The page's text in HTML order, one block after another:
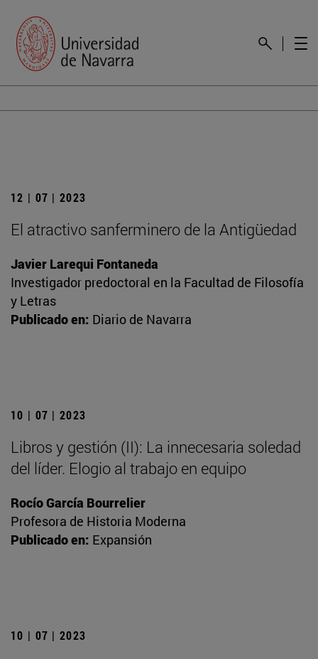
12 | 07 | 2023
El atractivo sanferminero de la Antigüedad
Javier Larequi Fontaneda
Investigador predoctoral en la Facultad de Filosofía
y Letras
Publicado en: Diario de Navarra
10 | 07 | 2023
Libros y gestión (II): La innecesaria soledad
del líder. Elogio al trabajo en equipo
Rocío García Bourrelier
Profesora de Historia Moderna
Publicado en: Expansión
10 | 07 | 2023